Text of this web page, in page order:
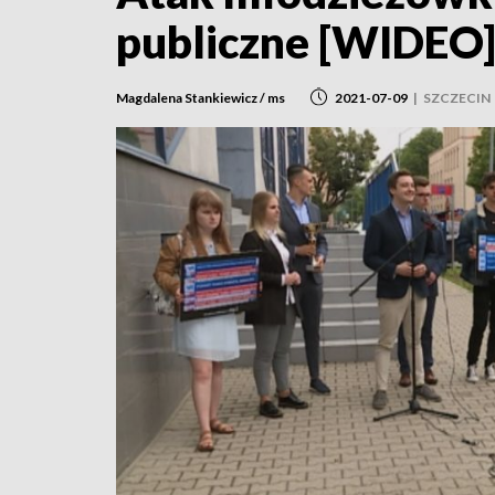
publiczne [WIDEO]
Magdalena Stankiewicz / ms 2021-07-09 | SZCZECIN